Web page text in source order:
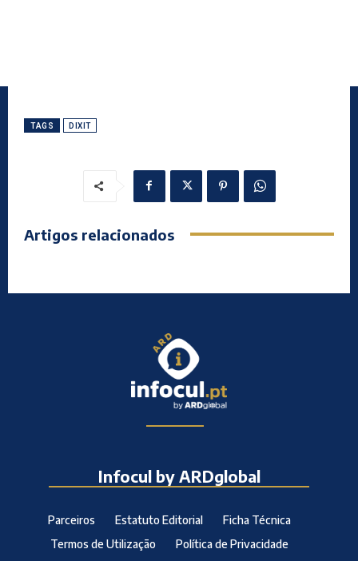
TAGS DIXIT
Artigos relacionados
Infocul by ARDglobal
Parceiros Estatuto Editorial
Ficha Técnica
Termos de Utilização
Política de Privacidade